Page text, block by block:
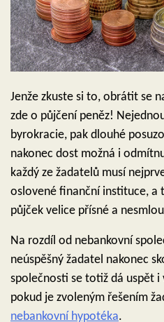
Jenže zkuste si to, obrátit se
zde o půjčení peněz!
byrokracie, pak dlouhé
nakonec dost možná i
každý ze žadatelů musí
oslovené finanční instituce, a
půjček velice přísné a
Na rozdíl od nebankovní
neúspěšný žadatel nakonec
společnosti se totiž dá uspět i
pokud je zvoleným řešením
nebankovní hypotéka.